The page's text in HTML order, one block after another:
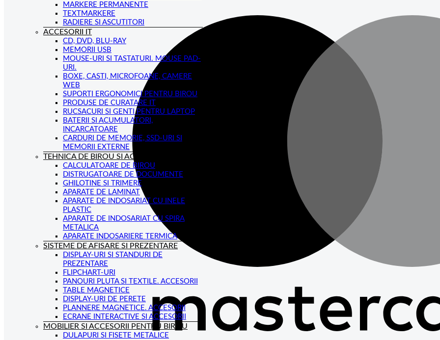
MARKERE PERMANENTE
TEXTMARKERE
RADIERE SI ASCUTITORI
ACCESORII IT
CD, DVD, BLU-RAY
MEMORII USB
MOUSE-URI SI TASTATURI. MOUSE PAD-
URI.
BOXE, CASTI, MICROFOANE, CAMERE
WEB
SUPORTI ERGONOMICI PENTRU BIROU
PRODUSE DE CURATARE IT
RUCSACURI SI GENTI PENTRU LAPTOP
BATERII SI ACUMULATORI,
INCARCATOARE
CARDURI DE MEMORIE, SSD-URI SI
MEMORII EXTERNE
TEHNICA DE BIROU SI ACCESORII
CALCULATOARE DE BIROU
DISTRUGATOARE DE DOCUMENTE
GHILOTINE SI TRIMERE
APARATE DE LAMINAT
APARATE DE INDOSARIAT CU INELE
PLASTIC
APARATE DE INDOSARIAT CU SPIRA
METALICA
APARATE INDOSARIERE TERMICA
SISTEME DE AFISARE SI PREZENTARE
DISPLAY-URI SI STANDURI DE
PREZENTARE
FLIPCHART-URI
PANOURI PLUTA SI TEXTILE. ACCESORII
TABLE MAGNETICE
DISPLAY-URI DE PERETE
PLANNERE MAGNETICE. ACCESORII
ECRANE INTERACTIVE SI ACCESORII
MOBILIER SI ACCESORII PENTRU BIROU
DULAPURI SI FISETE METALICE